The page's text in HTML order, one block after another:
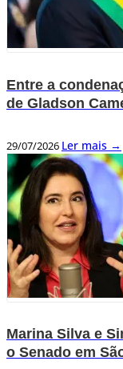
Entre a
de Gladson
29/07/2026 Ler mais →
Marina Silva e
o Senado em